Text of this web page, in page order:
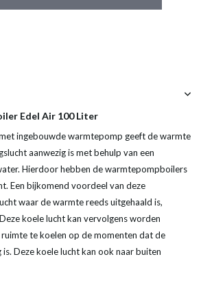
Edel Air 100 Liter
ingebouwde warmtepomp geeft de warmte
aanwezig is met behulp van een
Hierdoor hebben de warmtepompboilers
Een bijkomend voordeel van deze
waar de warmte reeds uitgehaald is,
koele lucht kan vervolgens worden
te koelen op de momenten dat de
Deze koele lucht kan ook naar buiten